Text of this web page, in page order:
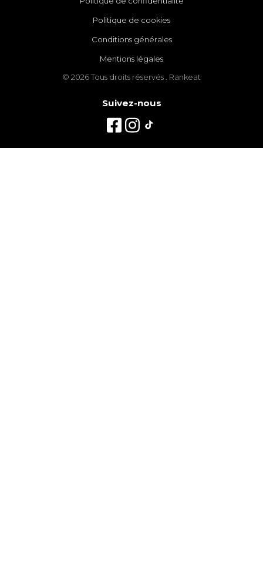
Politique de cookies
Conditions générales
Mentions légales
© 2026 Tous droits réservés . Rankeat
Suivez-nous